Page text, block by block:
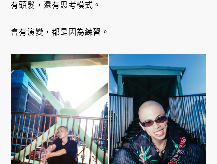
有頭髮，還有思考模式。
會有演變，都是因為練習。